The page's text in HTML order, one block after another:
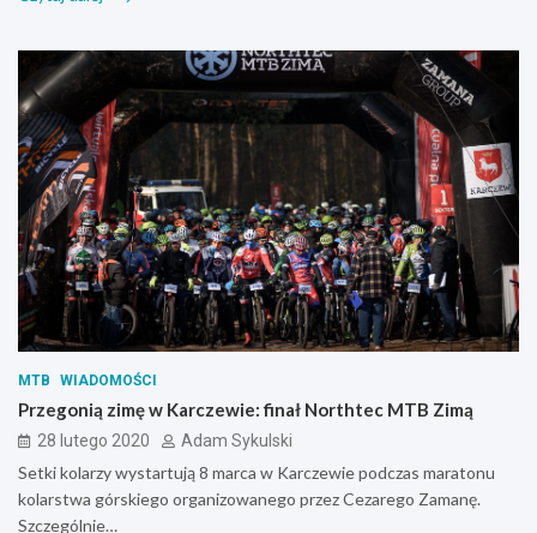
MTB WIADOMOŚCI
Przegonią zimę w Karczewie: finał Northtec MTB Zimą
28 lutego 2020 Adam Sykulski
Setki kolarzy wystartują 8 marca w Karczewie podczas maratonu
kolarstwa górskiego organizowanego przez Cezarego Zamanę.
Szczególnie…